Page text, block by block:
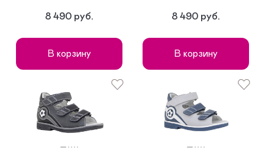
8 490 руб.
В корзину
8 490 руб.
В корзину